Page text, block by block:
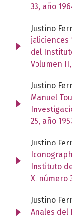
33, año
Justino
jaliciences
del
Volumen
Justino
Manuel
25, año
Justino
Instituto
X, número
Justino
Anales del